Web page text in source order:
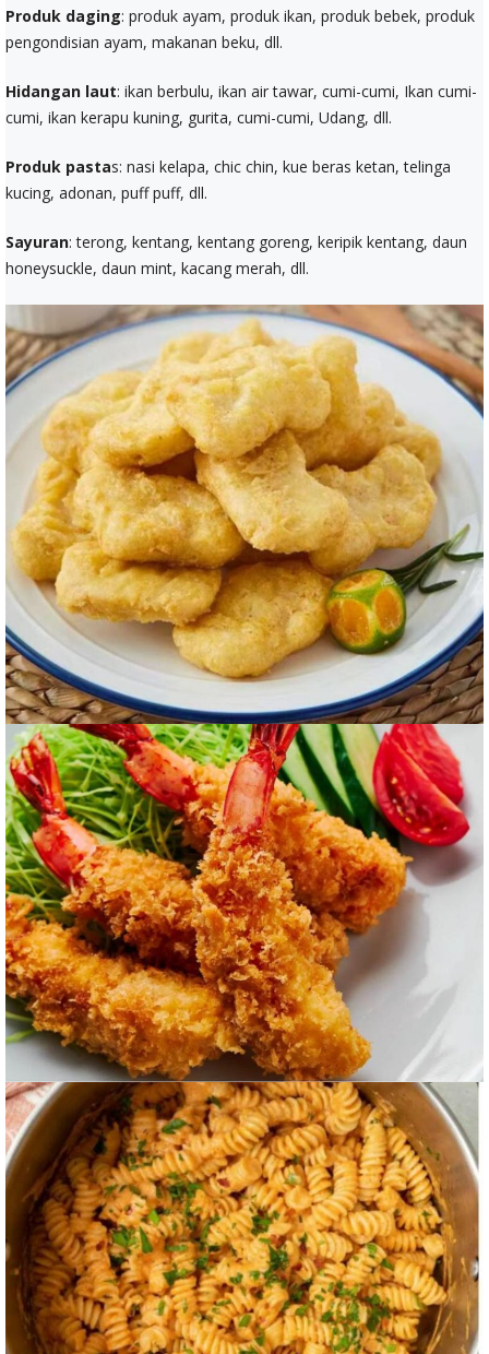
Produk daging: produk ayam, produk ikan, produk bebek, produk
pengondisian ayam, makanan beku, dll.
Hidangan laut: ikan berbulu, ikan air tawar, cumi-cumi, Ikan cumi-
cumi, ikan kerapu kuning, gurita, cumi-cumi, Udang, dll.
Produk pastas: nasi kelapa, chic chin, kue beras ketan, telinga
kucing, adonan, puff puff, dll.
Sayuran: terong, kentang, kentang goreng, keripik kentang, daun
honeysuckle, daun mint, kacang merah, dll.